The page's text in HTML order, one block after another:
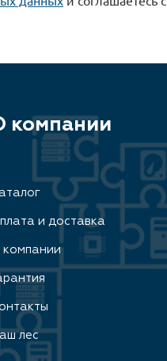
компании
и доставка
лес